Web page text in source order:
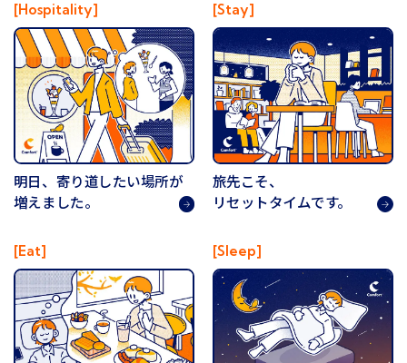
明日、寄り道したい場所が
増えました。
[Hospitality]
旅先こそ、
リセットタイムです。
[Stay]
[Eat] [Sleep]